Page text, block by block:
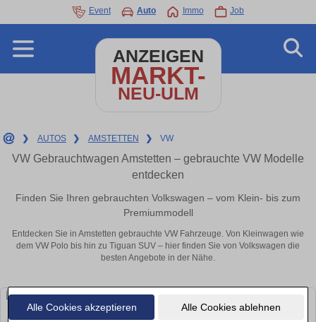
Alle Cookies akzeptieren Alle Cookies ablehnen
Event Auto Immo Job
ANZEIGEN
MARKT-
NEU-ULM
❯ AUTOS ❯ AMSTETTEN ❯ VW
VW Gebrauchtwagen Amstetten – gebrauchte VW Modelle
entdecken
Finden Sie Ihren gebrauchten Volkswagen – vom Klein- bis zum
Premiummodell
Entdecken Sie in Amstetten gebrauchte VW Fahrzeuge. Von Kleinwagen wie
dem VW Polo bis hin zu Tiguan SUV – hier finden Sie von Volkswagen die
besten Angebote in der Nähe.